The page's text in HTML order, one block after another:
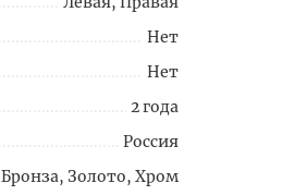
Нет
Нет
2 года
Россия
Бронза, Золото, Хром